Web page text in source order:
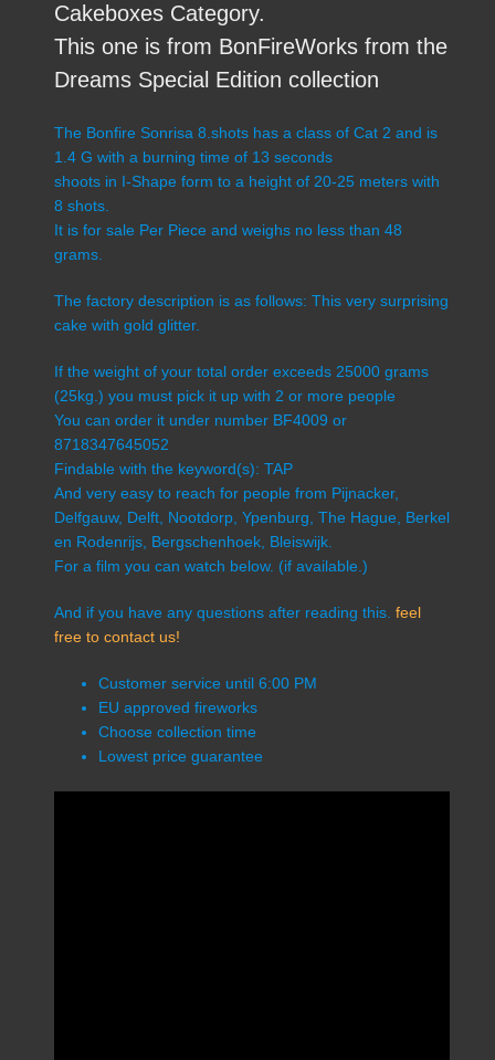
Cakeboxes Category.
This one is from BonFireWorks from the
Dreams Special Edition collection
The Bonfire Sonrisa 8.shots has a class of Cat 2 and is
1.4 G with a burning time of 13 seconds
shoots in I-Shape form to a height of 20-25 meters with
8 shots.
It is for sale Per Piece and weighs no less than 48
grams.
The factory description is as follows: This very surprising
cake with gold glitter.
If the weight of your total order exceeds 25000 grams
(25kg.) you must pick it up with 2 or more people
You can order it under number BF4009 or
8718347645052
Findable with the keyword(s): TAP
And very easy to reach for people from Pijnacker,
Delfgauw, Delft, Nootdorp, Ypenburg, The Hague, Berkel
en Rodenrijs, Bergschenhoek, Bleiswijk.
For a film you can watch below. (if available.)
And if you have any questions after reading this. feel
free to contact us!
Customer service until 6:00 PM
EU approved fireworks
Choose collection time
Lowest price guarantee